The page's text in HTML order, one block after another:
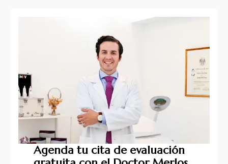
Agenda tu cita de evaluación